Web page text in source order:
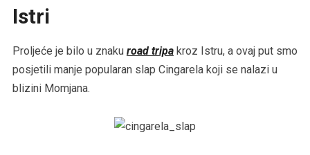
Istri
Proljeće je bilo u znaku road tripakroz Istru, a ovaj put smo
posjetili manje popularan slap Cingarela koji se nalazi u
blizini Momjana.